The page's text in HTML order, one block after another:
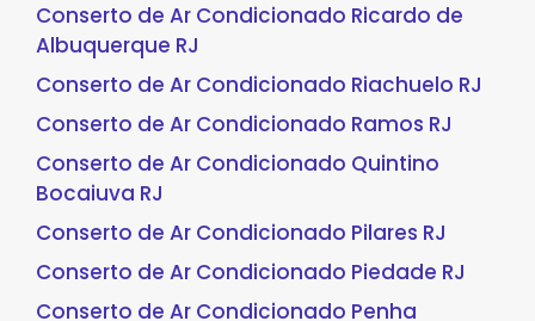
Conserto de Ar Condicionado Ricardo de
Albuquerque RJ
Conserto de Ar Condicionado Riachuelo RJ
Conserto de Ar Condicionado Ramos RJ
Conserto de Ar Condicionado Quintino
Bocaiuva RJ
Conserto de Ar Condicionado Pilares RJ
Conserto de Ar Condicionado Piedade RJ
Conserto de Ar Condicionado Penha